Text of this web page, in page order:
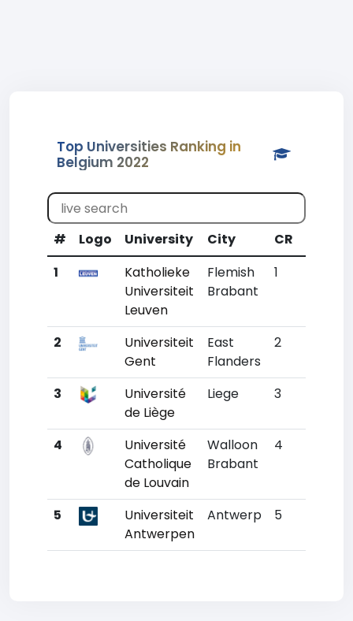
Top Universities Ranking in
Belgium 2022
# Logo University City CR
1
Katholieke
Universiteit
Leuven
Flemish
Brabant
1
2
Universiteit
Gent
East
Flanders
2
3
Université
de Liège
Liege 3
4
Université
Catholique
de Louvain
Walloon
Brabant
4
5
Universiteit
Antwerpen
Antwerp 5